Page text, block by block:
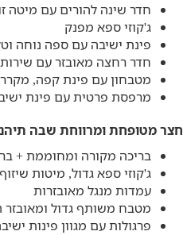
חדר שינה להורים עם מיטה
ג'קוזי ספא מפנק
פינת ישיבה עם ספה נוחה
חדר רחצה מאובזר עם
מטבחון עם פינת קפה,
מרפסת פרטית עם פינת
חצר מטופחת ומרווחת שבה
בריכה מקורה ומחוממת +
ג'קוזי ספא גדול, מיטות
עמדות מנגל מאובזרות
מטבח משותף גדול
פרגולות עם מגוון פינות